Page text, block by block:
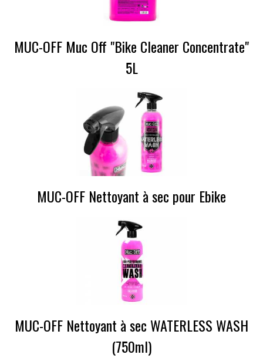
MUC-OFF Muc Off "Bike Cleaner Concentrate"
5L
MUC-OFF Nettoyant à sec pour Ebike
MUC-OFF Nettoyant à sec WATERLESS WASH
(750ml)